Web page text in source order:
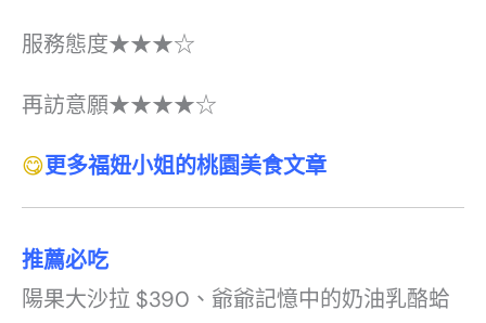
服務態度★★★☆
再訪意願★★★★☆
😋更多福妞小姐的桃園美食文章
推薦必吃
陽果大沙拉 $390、爺爺記憶中的奶油乳酪蛤